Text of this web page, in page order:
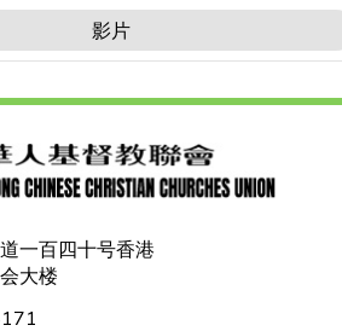
影片
一百四十号香港
大楼